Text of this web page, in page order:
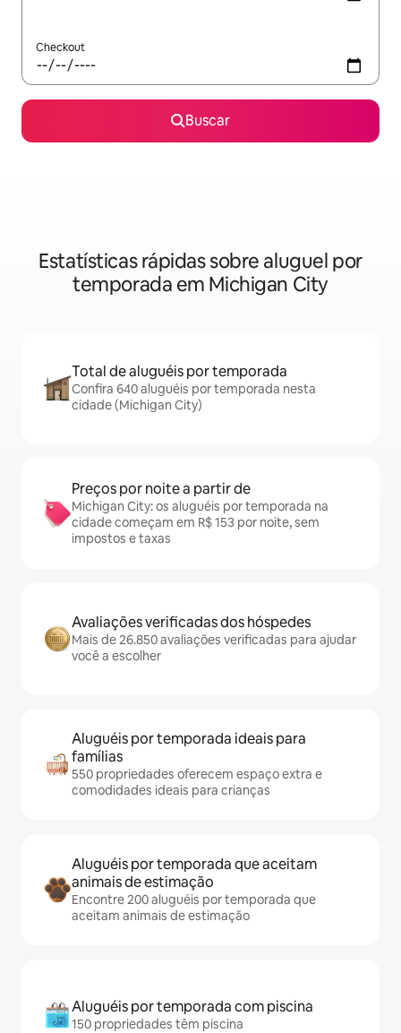
Checkout
Buscar
Estatísticas rápidas sobre aluguel por
temporada em Michigan City
Total de aluguéis por temporada
Confira 640 aluguéis por temporada nesta
cidade (Michigan City)
Preços por noite a partir de
Michigan City: os aluguéis por temporada na
cidade começam em R$ 153 por noite, sem
impostos e taxas
Avaliações verificadas dos hóspedes
Mais de 26.850 avaliações verificadas para ajudar
você a escolher
Aluguéis por temporada ideais para
famílias
550 propriedades oferecem espaço extra e
comodidades ideais para crianças
Aluguéis por temporada que aceitam
animais de estimação
Encontre 200 aluguéis por temporada que
aceitam animais de estimação
Aluguéis por temporada com piscina
150 propriedades têm piscina